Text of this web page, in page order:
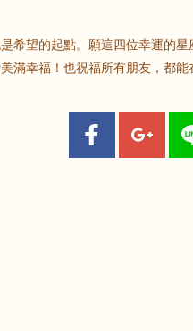
希望的起點。願這四位幸運的
滿幸福！也祝福所有朋友，都